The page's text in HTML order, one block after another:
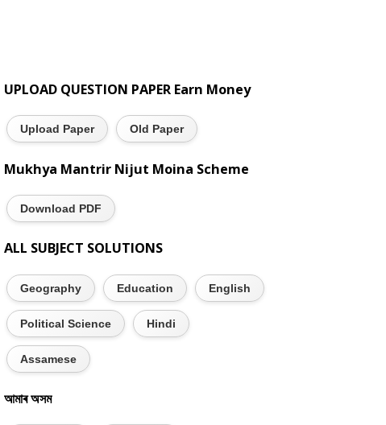
UPLOAD QUESTION PAPER Earn Money
Upload Paper Old Paper
Mukhya Mantrir Nijut Moina Scheme
Download PDF
ALL SUBJECT SOLUTIONS
Geography Education English
Political Science Hindi
Assamese
আমাৰ অসম